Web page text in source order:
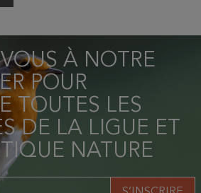
À NOTRE
POUR
TOUTES LES
DE LA LIGUE ET
NATURE